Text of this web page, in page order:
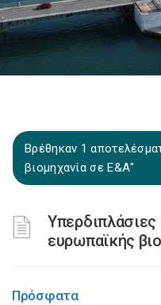
Βρέθηκαν 1
βιομηχανία σε Ε&Α"
Υπερδιπλάσιες
ευρωπαϊκής
Πρόσφατα